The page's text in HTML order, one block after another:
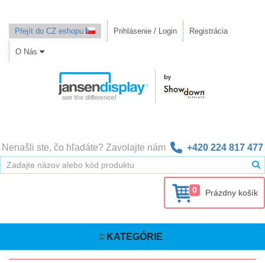
Přejít do CZ eshopu Prihlásenie / Login Registrácia
O Nás
Nenašli ste, čo hľadáte? Zavolajte nám +420 224 817 477
0 Prázdny košík
KATEGÓRIE